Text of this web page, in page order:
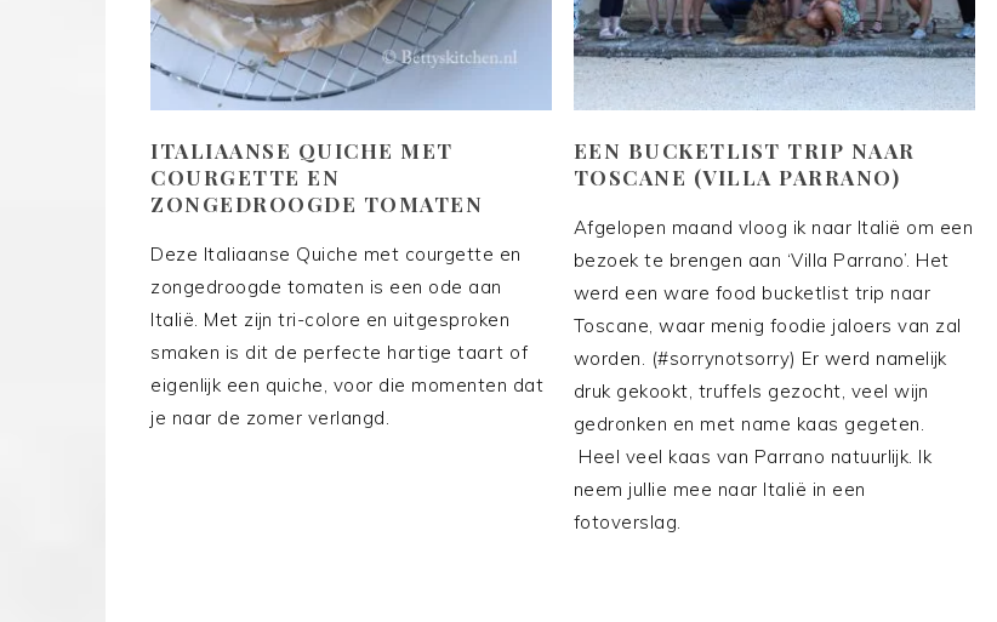
ITALIAANSE QUICHE MET
COURGETTE EN
ZONGEDROOGDE TOMATEN
Deze Italiaanse Quiche met courgette en
zongedroogde tomaten is een ode aan
Italië. Met zijn tri-colore en uitgesproken
smaken is dit de perfecte hartige taart of
eigenlijk een quiche, voor die momenten dat
je naar de zomer verlangd.
EEN BUCKETLIST TRIP NAAR
TOSCANE (VILLA PARRANO)
Afgelopen maand vloog ik naar Italië om een
bezoek te brengen aan ‘Villa Parrano’. Het
werd een ware food bucketlist trip naar
Toscane, waar menig foodie jaloers van zal
worden. (#sorrynotsorry) Er werd namelijk
druk gekookt, truffels gezocht, veel wijn
gedronken en met name kaas gegeten.
Heel veel kaas van Parrano natuurlijk. Ik
neem jullie mee naar Italië in een
fotoverslag.